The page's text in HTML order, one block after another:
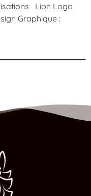
Lion Logo
Graphique :